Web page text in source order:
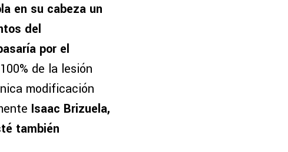
en su cabeza un
del
por el
de la lesión
modificación
Isaac Brizuela,
también